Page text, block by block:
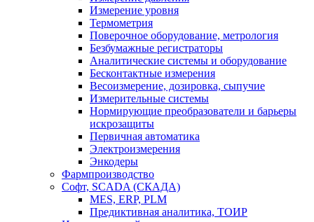
Измерение уровня
Термометрия
Поверочное оборудование, метрология
Безбумажные регистраторы
Аналитические системы и оборудование
Бесконтактные измерения
Весоизмерение, дозировка, сыпучие
Измерительные системы
Нормирующие преобразователи и барьеры
искрозащиты
Первичная автоматика
Электроизмерения
Энкодеры
Фармпроизводство
Софт, SCADA (СКАДА)
MES, ERP, PLM
Предиктивная аналитика, ТОИР